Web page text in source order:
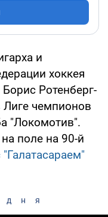
и
хоккея
Ротенберг-
чемпионов
"Локомотив".
поле на 90-й